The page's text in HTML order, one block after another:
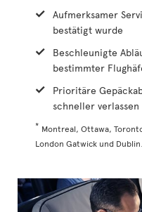
Aufmerksamer
bestätigt wurde
Beschleunigte
bestimmter
Prioritäre
schneller verlassen
* Montreal, Ottawa,
London Gatwick und Dublin.